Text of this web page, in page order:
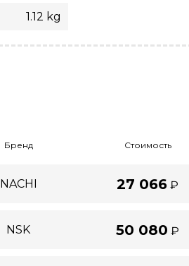
1.12 kg
Бренд Стоимость
NACHI 27 066 ₽
NSK 50 080 ₽